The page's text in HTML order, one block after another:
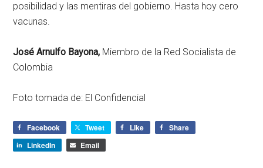
posibilidad y las mentiras del gobierno. Hasta hoy cero
vacunas.
José Arnulfo Bayona, Miembro de la Red Socialista de
Colombia
Foto tomada de: El Confidencial
Facebook Tweet Like
Share
LinkedIn
Email